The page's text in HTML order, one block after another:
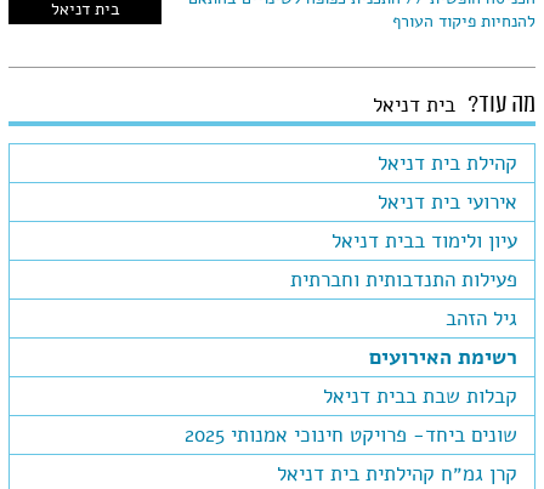
בית דניאל
להנחיות פיקוד העורף
מה עוד? בית דניאל
קהילת בית דניאל
אירועי בית דניאל
עיון ולימוד בבית דניאל
פעילות התנדבותית וחברתית
גיל הזהב
רשימת האירועים
קבלות שבת בבית דניאל
שונים ביחד- פרויקט חינוכי אמנותי 2025
קרן גמ״ח קהילתית בית דניאל